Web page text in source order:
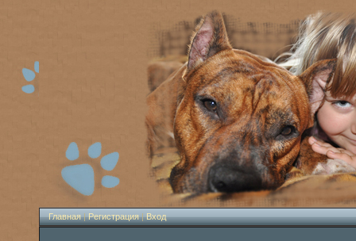
Главная|Регистрация|Вход